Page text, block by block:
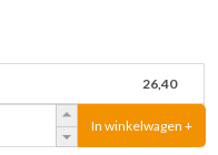
26,40
In winkelwagen +